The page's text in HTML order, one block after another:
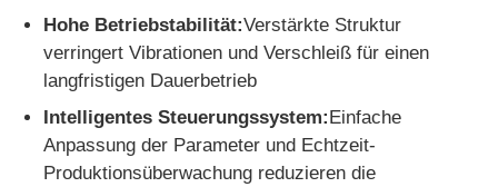
Hohe Betriebstabilität:Verstärkte Struktur
verringert Vibrationen und Verschleiß für einen
langfristigen Dauerbetrieb
Intelligentes Steuerungssystem:Einfache
Anpassung der Parameter und Echtzeit-
Produktionsüberwachung reduzieren die